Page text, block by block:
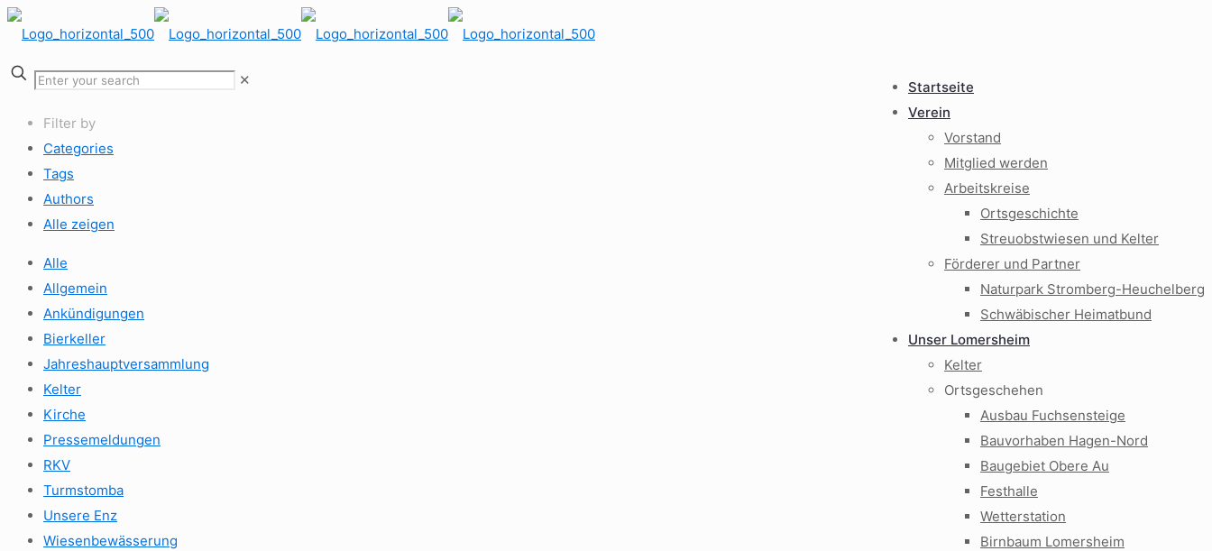
Startseite
Verein
Vorstand
Mitglied werden
Arbeitskreise
Ortsgeschichte
Streuobstwiesen und Kelter
Förderer und Partner
Naturpark Stromberg-Heuchelberg
Schwäbischer Heimatbund
Unser Lomersheim
Kelter
Ortsgeschehen
Ausbau Fuchsensteige
Bauvorhaben Hagen-Nord
Baugebiet Obere Au
Festhalle
Wetterstation
Birnbaum Lomersheim
✕
Filter by
Categories
Tags
Authors
Alle zeigen
Alle
Allgemein
Ankündigungen
Bierkeller
Jahreshauptversammlung
Kelter
Kirche
Pressemeldungen
RKV
Turmstomba
Unsere Enz
Wiesenbewässerung